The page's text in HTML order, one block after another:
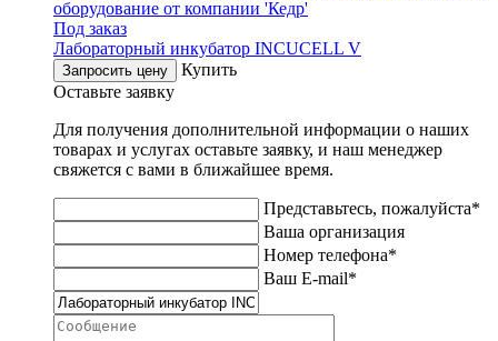
Под заказ
Лабораторный инкубатор INCUCELL V
Запросить цену
Купить
Оставьте заявку
Для получения дополнительной информации о наших
товарах и услугах оставьте заявку, и наш менеджер
свяжется с вами в ближайшее время.
Представьтесь, пожалуйста*
Ваша организация
Номер телефона*
Ваш E-mail*